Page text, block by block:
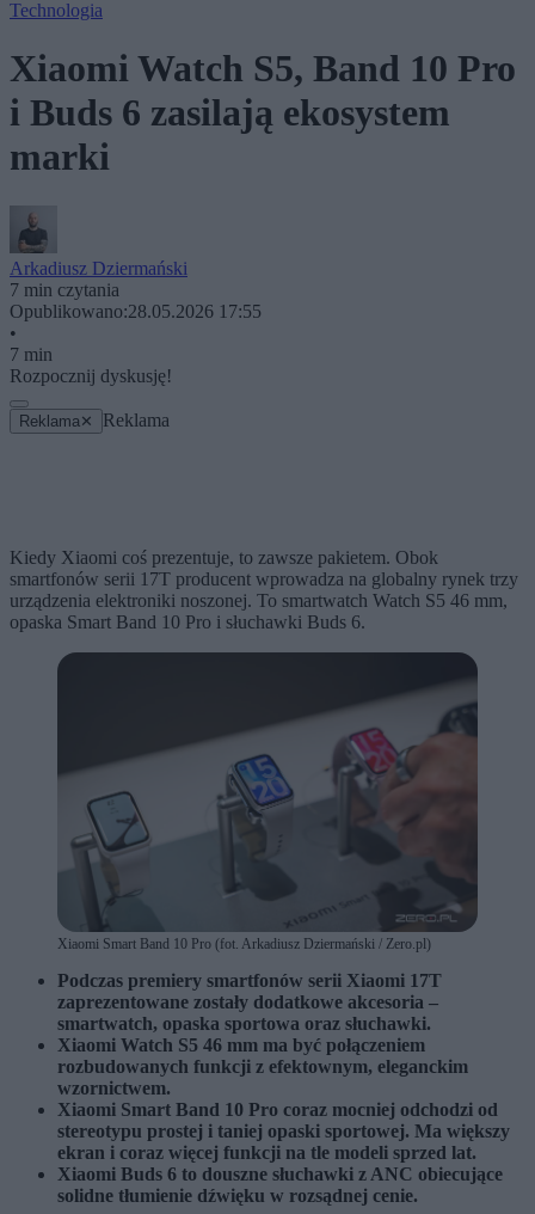
Technologia
Xiaomi Watch S5, Band 10 Pro
i Buds 6 zasilają ekosystem
marki
Arkadiusz Dziermański
7 min czytania
Opublikowano:28.05.2026 17:55
•
7 min
Rozpocznij dyskusję!
Reklama ✕ Reklama
Kiedy Xiaomi coś prezentuje, to zawsze pakietem. Obok
smartfonów serii 17T producent wprowadza na globalny rynek trzy
urządzenia elektroniki noszonej. To smartwatch Watch S5 46 mm,
opaska Smart Band 10 Pro i słuchawki Buds 6.
Xiaomi Smart Band 10 Pro (fot. Arkadiusz Dziermański / Zero.pl)
Podczas premiery smartfonów serii Xiaomi 17T
zaprezentowane zostały dodatkowe akcesoria –
smartwatch, opaska sportowa oraz słuchawki.
Xiaomi Watch S5 46 mm ma być połączeniem
rozbudowanych funkcji z efektownym, eleganckim
wzornictwem.
Xiaomi Smart Band 10 Pro coraz mocniej odchodzi od
stereotypu prostej i taniej opaski sportowej. Ma większy
ekran i coraz więcej funkcji na tle modeli sprzed lat.
Xiaomi Buds 6 to douszne słuchawki z ANC obiecujące
solidne tłumienie dźwięku w rozsądnej cenie.